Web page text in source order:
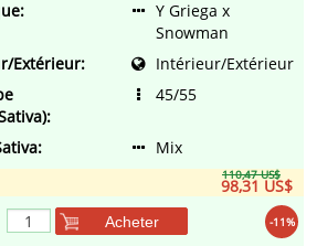
Y Griega x
Snowman
Extérieur:
Intérieur/Extérieur
45/55
Mix
110,47 US$
98,31 US$
-11%
Acheter